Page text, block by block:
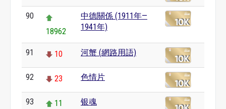
90
18962
中德關係 (1911年—
1941年)
91 10 河蟹 (網路用語)
92 23 色情片
93 11 银魂